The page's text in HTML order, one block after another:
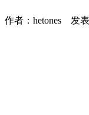
作者：hetones 发